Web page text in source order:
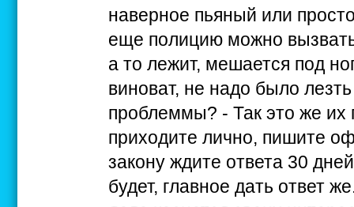
наверное пьяный или
еще полицию можно
а то лежит, мешается под
виноват, не надо было
проблеммы? - Так это же
приходите лично, пишите
закону ждите ответа 30
будет, главное дать ответ